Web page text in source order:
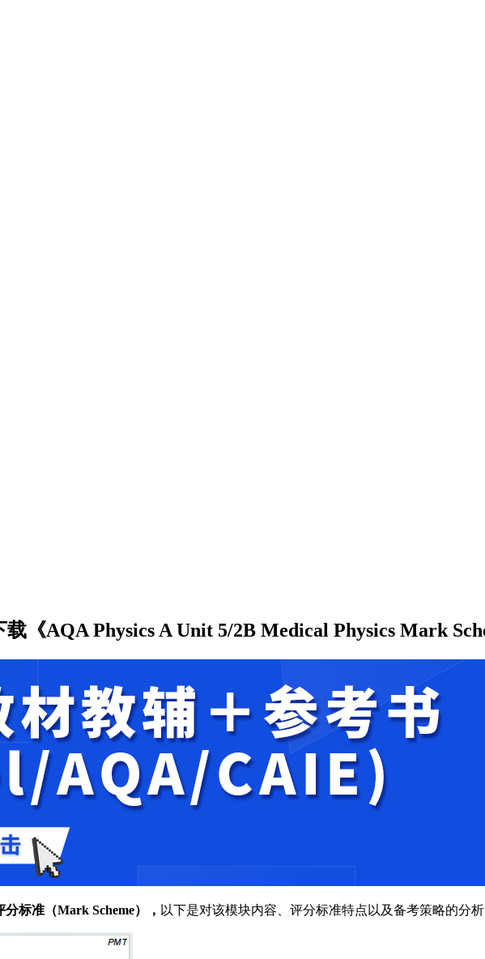
《AQA Physics A Unit 5/2B Medical Physics Mark
分标准（Mark Scheme）， 以下是对该模块内容、评分标准特点以及备考策略的分析